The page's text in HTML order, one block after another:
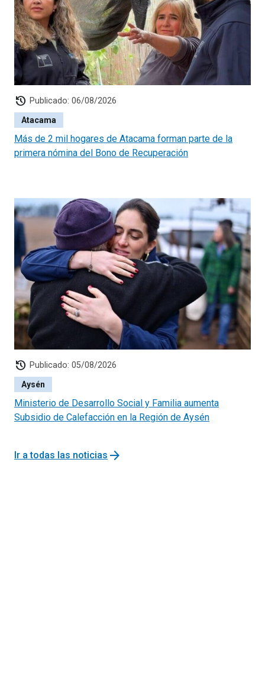
history Publicado: 06/08/2026
Atacama
Más de 2 mil hogares de Atacama forman parte de la
primera nómina del Bono de Recuperación
history Publicado: 05/08/2026
Aysén
Ministerio de Desarrollo Social y Familia aumenta
Subsidio de Calefacción en la Región de Aysén
Ir a todas las noticias arrow_forward